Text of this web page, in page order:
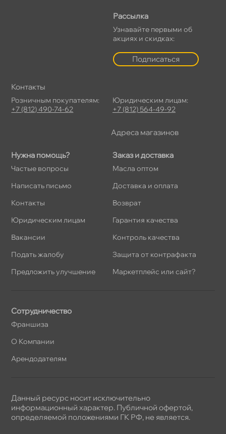
Нужна помощь?
Частые вопросы
Написать письмо
Контакты
Юридическим лицам
акансии
Подать жалобу
Предложить улучшение
Заказ и доставка
Масла оптом
Доставка и оплата
озврат
Гарантия качества
Контроль качества
Защита от контрафакта
Маркетплейс или сайт?
Рассылка
Узнавайте первыми о
акциях и скидках:
Подписаться
Сотрудничество
Франшиза
О Компании
Арендодателям
Контакты
Розничным покупателям:
+7 (812) 490-74-62
Юридическим лицам:
+7 (812) 564-49-92
Адреса магазино
Данный ресурс носит исключительно
информационный характер. Публичной офертой,
определяемой положениями ГК РФ, не является.